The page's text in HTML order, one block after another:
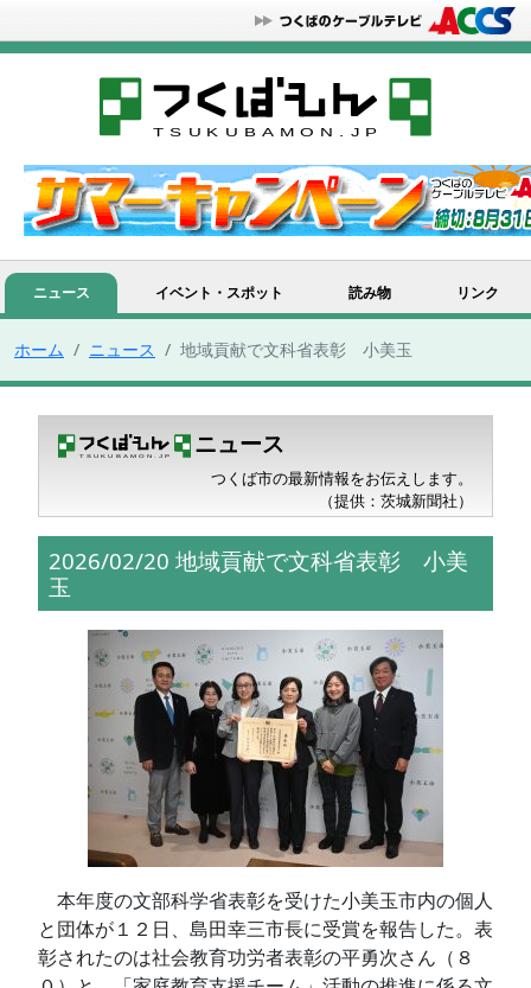
ニュース イベント・スポット 読み物 リンク
ホーム ニュース 地域貢献で文科省表彰 小美玉
ニュース
つくば市の最新情報をお伝えします。
（提供：茨城新聞社）
2026/02/20 地域貢献で文科省表彰 小美
玉
本年度の文部科学省表彰を受けた小美玉市内の個人
と団体が１２日、島田幸三市長に受賞を報告した。表
彰されたのは社会教育功労者表彰の平勇次さん（８